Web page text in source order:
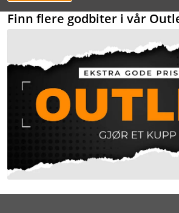
Finn flere godbiter i vår